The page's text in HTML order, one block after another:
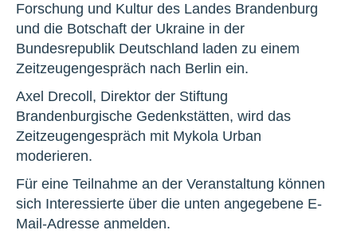
Forschung und Kultur des Landes Brandenburg
und die Botschaft der Ukraine in der
Bundesrepublik Deutschland laden zu einem
Zeitzeugengespräch nach Berlin ein.
Axel Drecoll, Direktor der Stiftung
Brandenburgische Gedenkstätten, wird das
Zeitzeugengespräch mit Mykola Urban
moderieren.
Für eine Teilnahme an der Veranstaltung können
sich Interessierte über die unten angegebene E-
Mail-Adresse anmelden.